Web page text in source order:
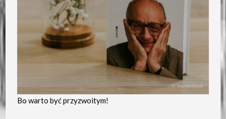
Bo warto być przyzwoitym!